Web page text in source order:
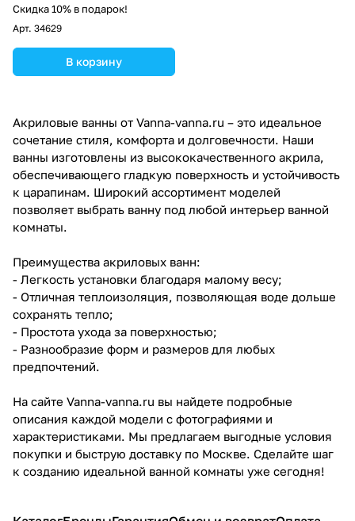
перелив+Фронтальная
панель
Скидка 10% в подарок!
Арт. 34629
В корзину
Акриловые ванны от Vanna-vanna.ru – это идеальное
сочетание стиля, комфорта и долговечности. Наши
ванны изготовлены из высококачественного акрила,
обеспечивающего гладкую поверхность и устойчивость
к царапинам. Широкий ассортимент моделей
позволяет выбрать ванну под любой интерьер ванной
комнаты.
Преимущества акриловых ванн:
- Легкость установки благодаря малому весу;
- Отличная теплоизоляция, позволяющая воде дольше
сохранять тепло;
- Простота ухода за поверхностью;
- Разнообразие форм и размеров для любых
предпочтений.
На сайте Vanna-vanna.ru вы найдете подробные
описания каждой модели с фотографиями и
характеристиками. Мы предлагаем выгодные условия
покупки и быструю доставку по Москве. Сделайте шаг
к созданию идеальной ванной комнаты уже сегодня!